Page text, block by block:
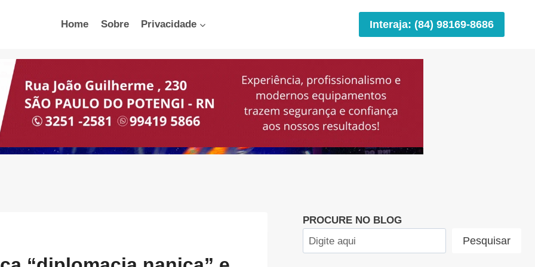
Home Sobre Privacidade Interaja: (84) 98169-8686
PROCURE NO BLOG
Pesquisar